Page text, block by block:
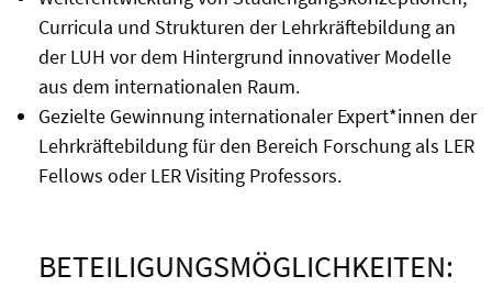
Curricula und Strukturen der Lehrkräftebildung an
der LUH vor dem Hintergrund innovativer Modelle
aus dem internationalen Raum.
Gezielte Gewinnung internationaler Expert*innen der
Lehrkräftebildung für den Bereich Forschung als LER
Fellows oder LER Visiting Professors.
BETEILIGUNGSMÖGLICHKEITEN: